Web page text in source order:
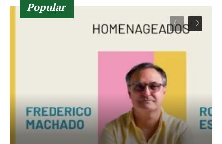
Popular